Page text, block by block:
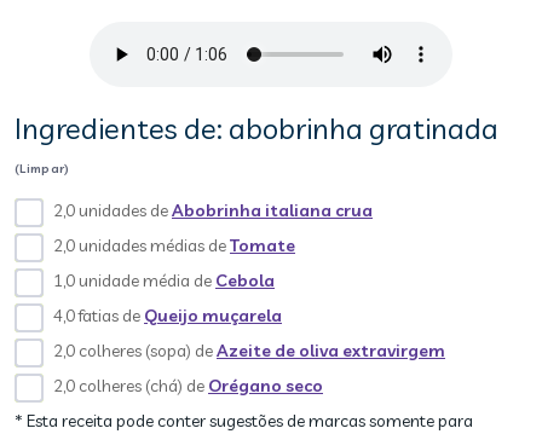
Ingredientes de: abobrinha gratinada
(Limpar)
2,0 unidades deAbobrinha italiana crua
2,0 unidades médias deTomate
1,0 unidade média de Cebola
4,0 fatias de Queijo muçarela
2,0 colheres (sopa) deAzeite de oliva extravirgem
2,0 colheres (chá) de Orégano seco
* Esta receita pode conter sugestões de marcas somente para